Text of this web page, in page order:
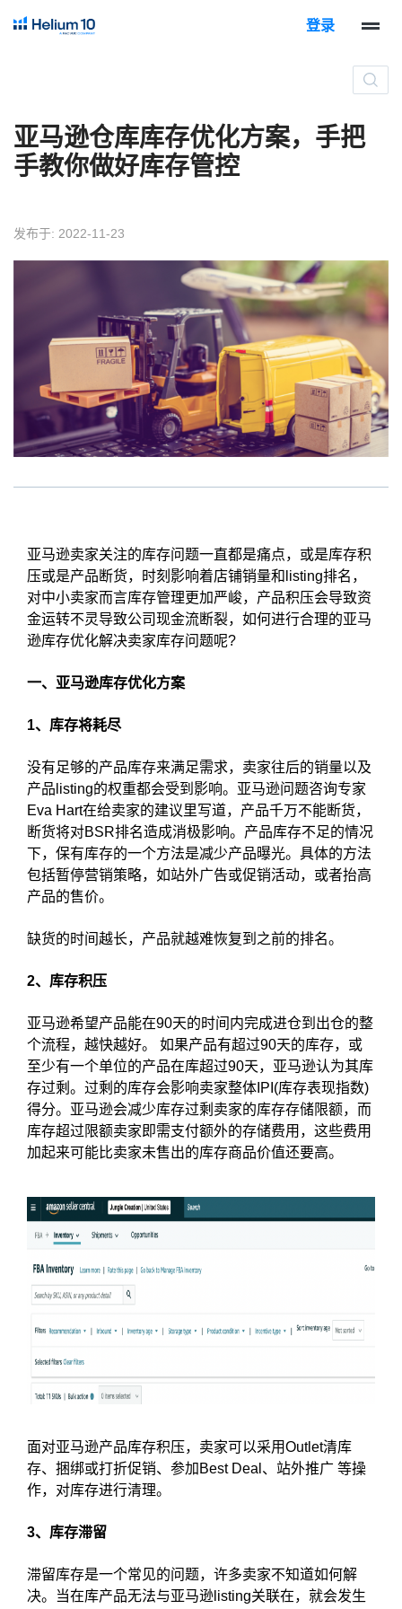
登录
亚马逊仓库库存优化方案，手把
手教你做好库存管控
发布于: 2022-11-23
亚马逊卖家关注的库存问题一直都是痛点，或是库存积
压或是产品断货，时刻影响着店铺销量和listing排名，
对中小卖家而言库存管理更加严峻，产品积压会导致资
金运转不灵导致公司现金流断裂，如何进行合理的亚马
逊库存优化解决卖家库存问题呢?
一、亚马逊库存优化方案
1、库存将耗尽
没有足够的产品库存来满足需求，卖家往后的销量以及
产品listing的权重都会受到影响。亚马逊问题咨询专家
Eva Hart在给卖家的建议里写道，产品千万不能断货，
断货将对BSR排名造成消极影响。产品库存不足的情况
下，保有库存的一个方法是减少产品曝光。具体的方法
包括暂停营销策略，如站外广告或促销活动，或者抬高
产品的售价。
缺货的时间越长，产品就越难恢复到之前的排名。
2、库存积压
亚马逊希望产品能在90天的时间内完成进仓到出仓的整
个流程，越快越好。 如果产品有超过90天的库存，或
至少有一个单位的产品在库超过90天，亚马逊认为其库
存过剩。过剩的库存会影响卖家整体IPI(库存表现指数)
得分。亚马逊会减少库存过剩卖家的库存存储限额，而
库存超过限额卖家即需支付额外的存储费用，这些费用
加起来可能比卖家未售出的库存商品价值还要高。
面对亚马逊产品库存积压，卖家可以采用Outlet清库
存、捆绑或打折促销、参加Best Deal、站外推广 等操
作，对库存进行清理。
3、库存滞留
滞留库存是一个常见的问题，许多卖家不知道如何解
决。当在库产品无法与亚马逊listing关联在，就会发生